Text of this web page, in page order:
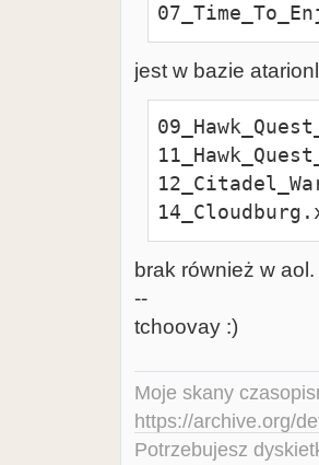
(ANALOG
jest w bazie
brak również w
--
tchoovay :)
Moje skany
https://archive.org/
Potrzebujesz